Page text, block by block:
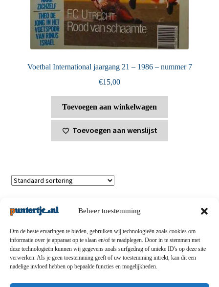
Beheer toestemming
Om de beste ervaringen te bieden, gebruiken wij technologieën zoals cookies om
informatie over je apparaat op te slaan en/of te raadplegen. Door in te stemmen met
deze technologieën kunnen wij gegevens zoals surfgedrag of unieke ID's op deze site
verwerken. Als je geen toestemming geeft of uw toestemming intrekt, kan dit een
nadelige invloed hebben op bepaalde functies en mogelijkheden.
Voetbal International jaargang 21 – 1986 – nummer 7
€15,00
Toevoegen aan winkelwagen
Toevoegen aan wenslijst
Privacybeleid-Verzending en retouren-Algemene
voorwaarden-Disclaimert-Betaalmethoden-Over ons
Contact